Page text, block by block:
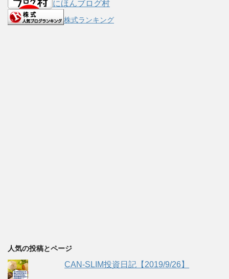
にほんブログ村
株式ランキング
人気の投稿とページ
CAN-SLIM投資日記【2019/9/26】